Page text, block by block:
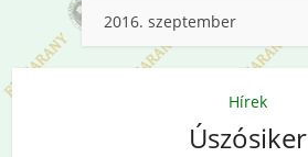
2016. szeptember
Hírek
Úszósiker